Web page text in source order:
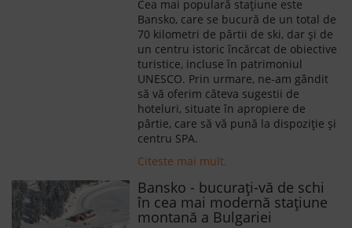
Cea mai populară stațiune este
Bansko, care se bucură de un total de
70 kilometri de pârtii de ski, dar și de
un centru istoric încărcat de obiective
turistice, incluse în patrimoniul
UNESCO. Prin urmare, ne-am gândit
să vă oferim câteva sugestii de
hoteluri, situate în apropiere de
pârtie, care să vă pună la dispoziție și
centru SPA.
Citeste mai mult.
Bansko - bucurați-vă de schi
în cea mai modernă stațiune
montană a Bulgariei